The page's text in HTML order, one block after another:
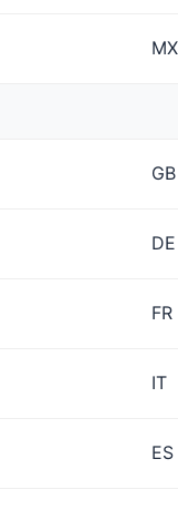
MX
GB
DE
FR
IT
ES